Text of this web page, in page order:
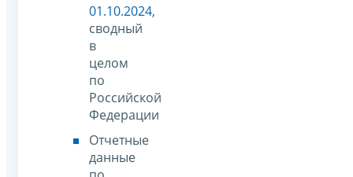
01.10.2024,
сводный
в
целом
по
Российской
Федерации
Отчетные
данные